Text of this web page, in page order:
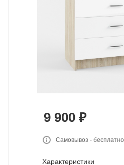
9 900 ₽
Самовывоз - бесплатно
Характеристики